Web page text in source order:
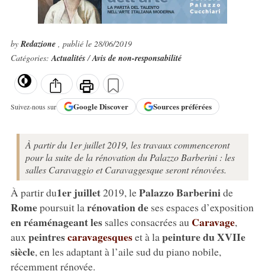
byRedazione , publié le 28/06/2019
Catégories:Actualités/Avis de non-responsabilité
Suivez-nous sur GoogleDiscover Sources préférées
À partir du 1er juillet 2019, les travaux commenceront
pour la suite de la rénovation du Palazzo Barberini : les
salles Caravaggio et Caravaggesque seront rénovées.
À partir du1er juillet2019, lePalazzo Barberinide
Romepoursuit larénovation deses espaces d’exposition
en réaménageant lessalles consacrées au Caravage,
aux peintrescaravagesqueset à la peinture du XVIIe
siècle, en les adaptant à l’aile sud du piano nobile,
récemment rénovée.